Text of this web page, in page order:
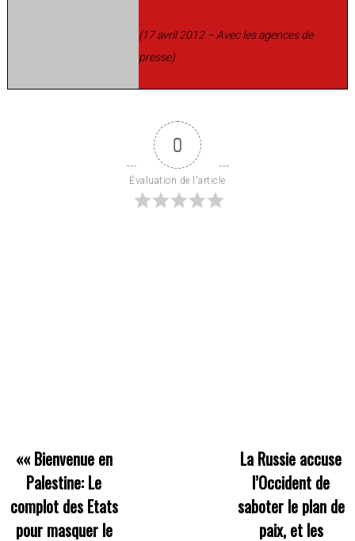
(17 avril 2012 – Avec les agences de
presse)
0
Évaluation de l'article
«« Bienvenue en
Palestine: Le
complot des Etats
pour masquer le
La Russie accuse
l’Occident de
saboter le plan de
paix, et les